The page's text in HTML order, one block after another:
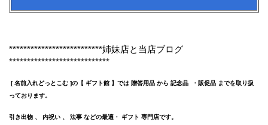
**************************姉妹店と当店ブログ
****************************
[ 名前入れどっとこむ ]の【 ギフト館 】では 贈答用品 から 記念品 ・販促品 までを取り扱
っております。
引き出物 、 内祝い 、 法事 などの最適・ ギフト 専門店です。